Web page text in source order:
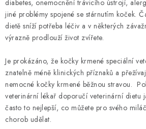
v
k
y
v
ý
p
i
s
u
v
á
n
diabetes, onemocnění trávicího ústrojí,
jiné problémy spojené se stárnutím koček.
dietě sníží potřeba léčiv a v některých
výrazně prodlouží život zvířete.
Je prokázáno, že kočky krmené speciální
znatelně méně klinických příznaků a
nemocné kočky krmené běžnou stravou.
veterinární lékař doporučí veterinární dietu
často to nejlepší, co můžete pro svého
chorob udělat.